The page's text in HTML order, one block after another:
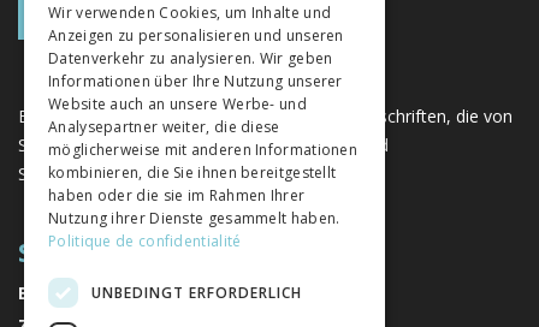
Eine einzigartige Plattform für Bücher und Zeitschriften, die von
Schweizer Verlagen im Bereich der Geistes- und
Sozialwissenschaften herausgegeben werden.
SITEMAP
BÜCHER
ITALIAN
Wir verwenden Cookies, um Inhalte und
Anzeigen zu personalisieren und unseren
Datenverkehr zu analysieren. Wir geben
Informationen über Ihre Nutzung unserer
Website auch an unsere Werbe- und
Analysepartner weiter, die diese
möglicherweise mit anderen Informationen
kombinieren, die Sie ihnen bereitgestellt
haben oder die sie im Rahmen Ihrer
Nutzung ihrer Dienste gesammelt haben.
Politique de confidentialité
UNBEDINGT ERFORDERLICH